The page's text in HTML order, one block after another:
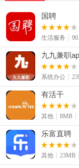
国聘
生活服务
九九兼职
系统办公
有活干
其他
8MB
乐富直聘
其他
23MB